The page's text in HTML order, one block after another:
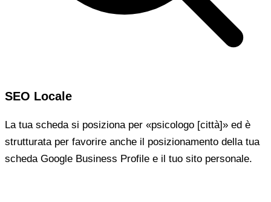
SEO Locale
La tua scheda si posiziona per «psicologo [città]» ed è
strutturata per favorire anche il posizionamento della tua
scheda Google Business Profile e il tuo sito personale.